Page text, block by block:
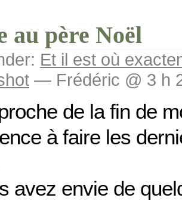
au père Noël
Et il est où
— Frédéric @ 3 h
de la fin de
à faire les
avez envie de